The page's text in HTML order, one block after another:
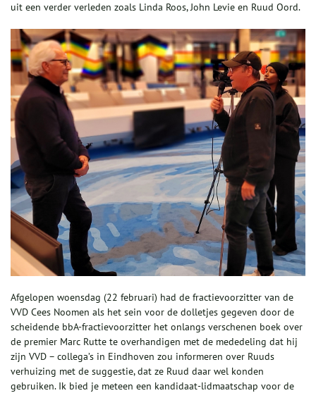
uit een verder verleden zoals Linda Roos, John Levie en Ruud Oord.
Afgelopen woensdag (22 februari) had de fractievoorzitter van de
VVD Cees Noomen als het sein voor de dolletjes gegeven door de
scheidende bbA-fractievoorzitter het onlangs verschenen boek over
de premier Marc Rutte te overhandigen met de mededeling dat hij
zijn VVD – collega’s in Eindhoven zou informeren over Ruuds
verhuizing met de suggestie, dat ze Ruud daar wel konden
gebruiken. Ik bied je meteen een kandidaat-lidmaatschap voor de